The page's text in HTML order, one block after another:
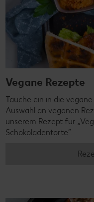
Vegane Rezepte
Tauche ein in die
Auswahl an veganen
unserem Rezept für
Schokoladentorte“.